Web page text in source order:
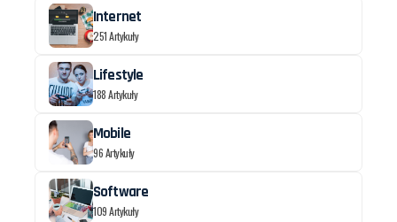
Internet
251 Artykuły
Lifestyle
188 Artykuły
Mobile
96 Artykuły
Software
109 Artykuły